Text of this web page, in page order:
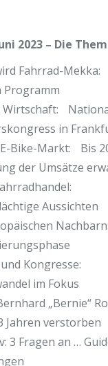
2023 – Die
Fahrrad-
Programm
in
Bike-Markt: Bis
der Umsätze
Aussichten
und Kongresse:
im Fokus
„Bernie“
Jahren verstorben
3 Fragen an …